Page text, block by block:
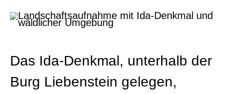
Das Ida-Denkmal, unterhalb der
Burg Liebenstein gelegen,